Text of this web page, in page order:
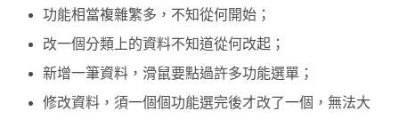
功能相當複雜繁多，不知從何開始；
改一個分類上的資料不知道從何改起；
新增一筆資料，滑鼠要點過許多功能選單；
修改資料，須一個個功能選完後才改了一個，無法大